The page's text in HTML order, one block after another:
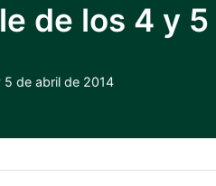
de los 4 y
de abril de 2014